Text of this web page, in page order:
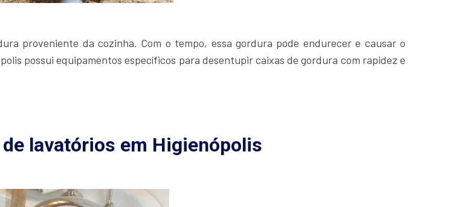
proveniente da cozinha. Com o tempo, essa gordura pode endurecer e causar o
possui equipamentos específicos para desentupir caixas de gordura com rapidez e
lavatórios em Higienópolis